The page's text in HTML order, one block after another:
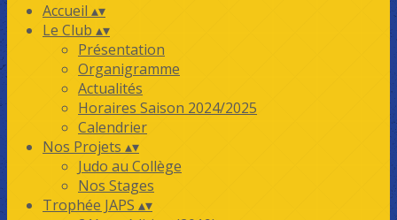
Accueil ▴▾
Le Club ▴▾
Présentation
Organigramme
Actualités
Horaires Saison 2024/2025
Calendrier
Nos Projets ▴▾
Judo au Collège
Nos Stages
Trophée JAPS ▴▾